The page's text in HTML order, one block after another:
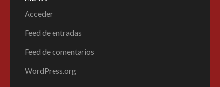
Acceder
Feed de entradas
Feed de comentarios
WordPress.org